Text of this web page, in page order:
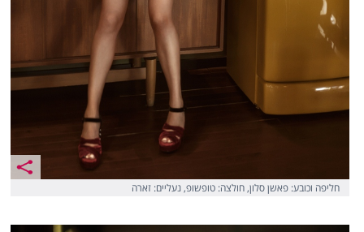
חליפה וכובע: פאשן סלון, חולצה: טופשופ, נעליים: זארה